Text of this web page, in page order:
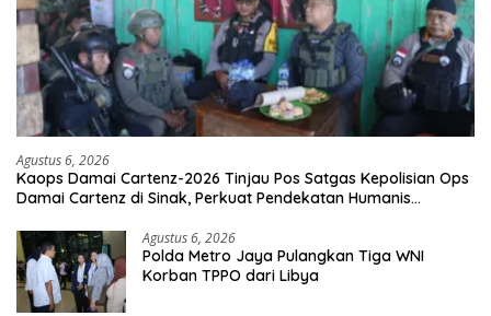
Agustus 6, 2026
Kaops Damai Cartenz-2026 Tinjau Pos Satgas Kepolisian Ops
Damai Cartenz di Sinak, Perkuat Pendekatan Humanis
Agustus 6, 2026
Polda Metro Jaya Pulangkan Tiga WNI
Korban TPPO dari Libya